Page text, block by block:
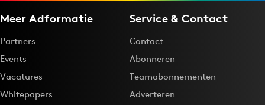
Meer Adformatie
Partners
Events
Vacatures
Whitepapers
Service & Contact
Contact
Abonneren
Teamabonnementen
Adverteren